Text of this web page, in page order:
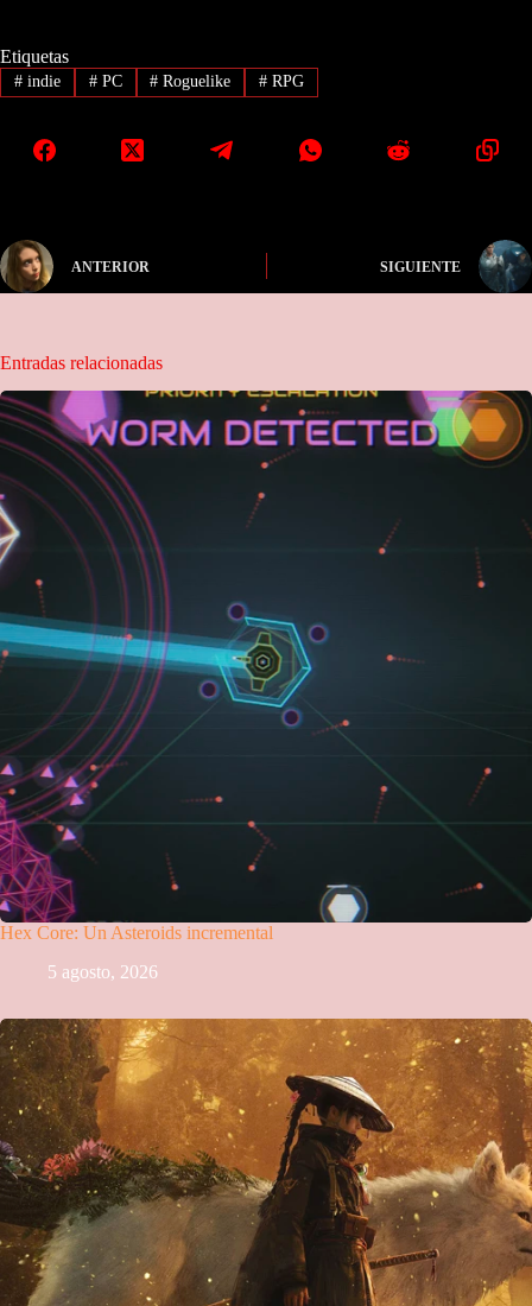
Etiquetas
#indie #PC # Roguelike # RPG
ANTERIOR SIGUIENTE
Entradas relacionadas
Hex Core: Un Asteroids incremental
5 agosto, 2026